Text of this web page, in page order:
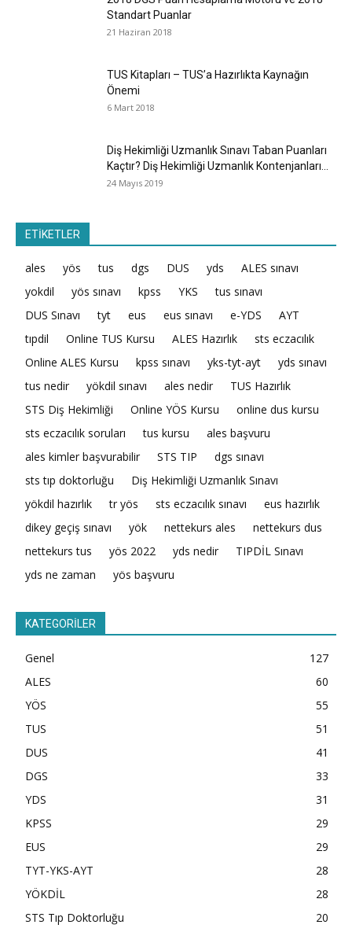
Standart Puanlar
21 Haziran 2018
TUS Kitapları – TUS’a Hazırlıkta Kaynağın
Önemi
6 Mart 2018
Diş Hekimliği Uzmanlık Sınavı Taban Puanları
Kaçtır? Diş Hekimliği Uzmanlık Kontenjanları...
24 Mayıs 2019
ETİKETLER
ales yös tus dgs DUS yds
ALES sınavı
yokdil
yös sınavı kpss YKS
tus sınavı
DUS Sınavı
tyt eus eus sınavı e-YDS
AYT
tıpdil
Online TUS Kursu ALES Hazırlık
sts eczacılık
Online ALES Kursu
kpss sınavı yks-tyt-ayt
yds sınavı
tus nedir
yökdil sınavı ales nedir
TUS Hazırlık
STS Diş Hekimliği
Online YÖS Kursu
online dus kursu
sts eczacılık soruları
tus kursu
ales başvuru
ales kimler başvurabilir
STS TIP
dgs sınavı
sts tıp doktorluğu
Diş Hekimliği Uzmanlık Sınavı
yökdil hazırlık
tr yös sts eczacılık sınavı
eus hazırlık
dikey geçiş sınavı
yök nettekurs ales
nettekurs dus
nettekurs tus
yös 2022 yds nedir
TIPDİL Sınavı
yds ne zaman
yös başvuru
KATEGORİLER
Genel
127
ALES
60
YÖS
55
TUS
51
DUS
41
DGS
33
YDS
31
KPSS
29
EUS
29
TYT-YKS-AYT
28
YÖKDİL
28
STS Tıp Doktorluğu
20